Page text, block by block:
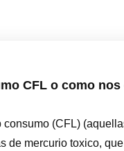
CFL o como
(CFL)
de mercurio toxico,